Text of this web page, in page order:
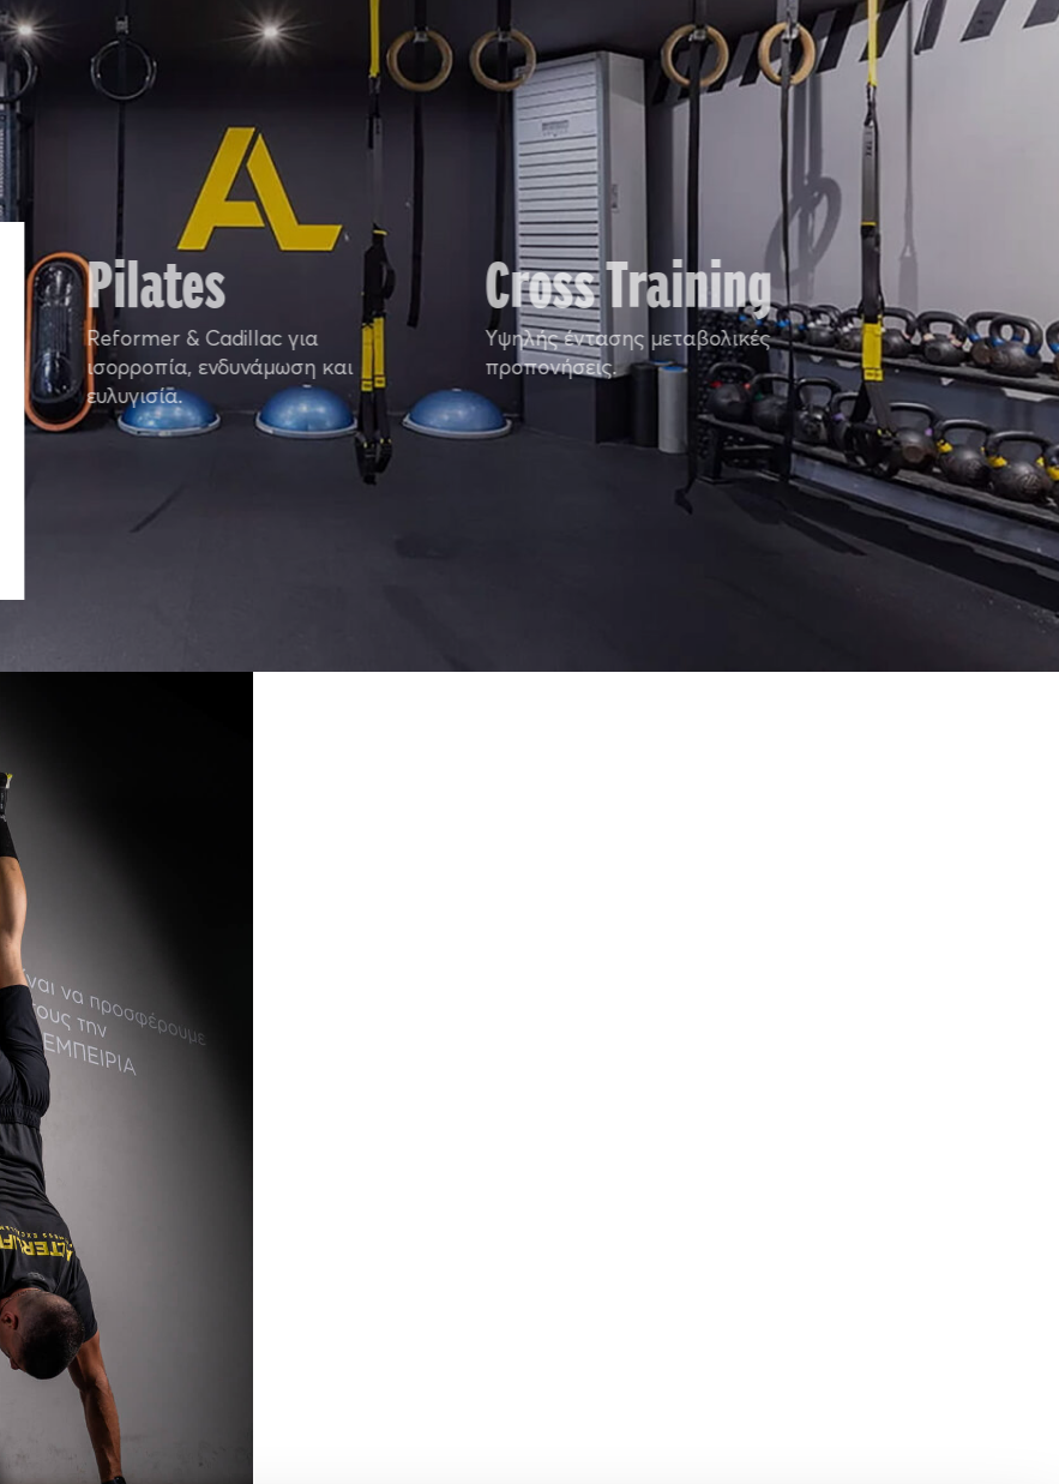
Pilates
Reformer & Cadillac για
ισορροπία, ενδυνάμωση και
ευλυγισία.
Cross Training
Yψηλής έντασης μεταβολικές
προπονήσεις.